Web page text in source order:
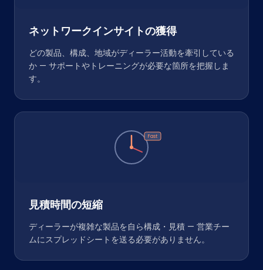
ネットワークインサイトの獲得
どの製品、構成、地域がディーラー活動を牽引している
か — サポートやトレーニングが必要な箇所を把握しま
す。
Fast
見積時間の短縮
ディーラーが複雑な製品を自ら構成・見積 — 営業チー
ムにスプレッドシートを送る必要がありません。